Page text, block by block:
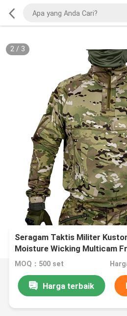
2/ 3
Seragam Taktis Militer
Moisture Wicking Multicam
MOQ：500 set
Harga terbaik